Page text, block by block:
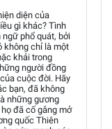
diện của
gì khác? Tình
ngữ phổ quát, bởi
không chỉ là một
khải trong
người đồng
cuộc đời. Hãy
bạn, đã không
những gương
đã cố gắng mở
quốc Thiên